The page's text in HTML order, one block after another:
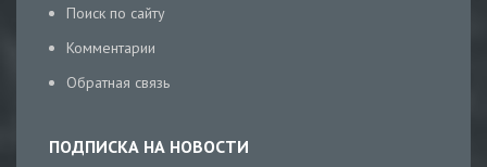
Поиск по сайту
Комментарии
Обратная связь
ПОДПИСКА НА НОВОСТИ